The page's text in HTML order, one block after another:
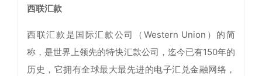
西联汇款
西联汇款是国际汇款公司（Western Union）的简
称，是世界上领先的特快汇款公司，迄今已有150年的
历史，它拥有全球最大最先进的电子汇兑金融网络，